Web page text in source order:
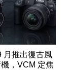
月推出復古風
，VCM 定焦